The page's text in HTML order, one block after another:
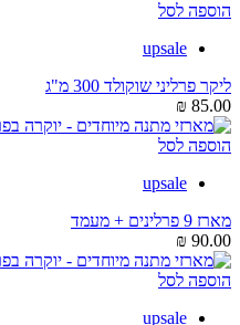
הוספה לסל
upsale
ליקר פרליני שוקולד 300 מ"ג
₪ 85.00
הוספה לסל
upsale
מארז 9 פרלינים + מעמד
₪ 90.00
הוספה לסל
upsale